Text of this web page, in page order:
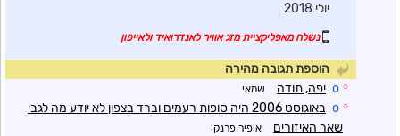
יולי 2018
נשלח מאפליקציית מזג אוויר לאנדרואיד ולאייפון
הוספת תגובה מהירה
☼
o יפה, תודה שמאי
☼
o
באוגוסט 2006 היה סופות רעמים וברד בצפון לא יודע מה לגבי
שאר האיזורים
אופיר פרנקו